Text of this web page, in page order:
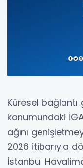
Küresel
konumundaki
ağını
2026 itibarıyla
İstanbul